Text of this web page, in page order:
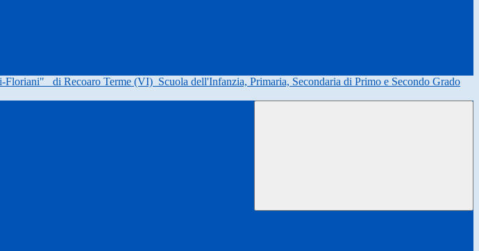
Floriani" di Recoaro Terme (VI) Scuola dell'Infanzia, Primaria, Secondaria di Primo e Secondo Grado